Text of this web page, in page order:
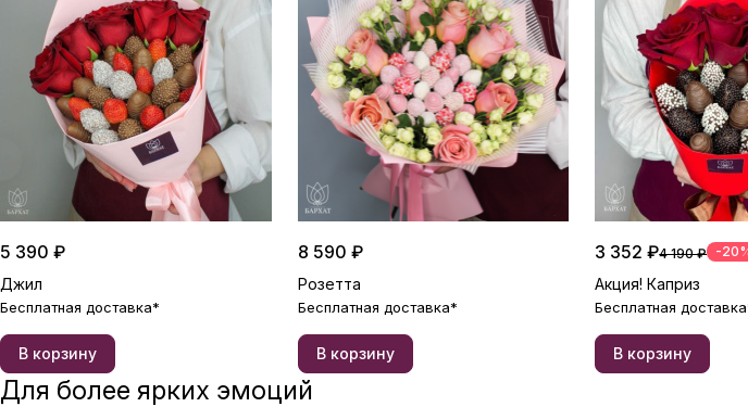
5 390 ₽
Джил
Бесплатная доставка*
В корзину
8 590 ₽
Розетта
Бесплатная доставка*
В корзину
3 352 ₽4 190 ₽ -
Акция! Каприз
Бесплатная
В корзину
Для более ярких эмоций